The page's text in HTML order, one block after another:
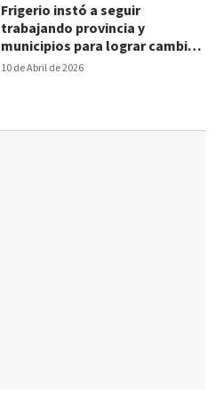
10 de Abril de 2026
Frigerio instó a seguir
trabajando provincia y
municipios para lograr cambios
que lleguen a la gente